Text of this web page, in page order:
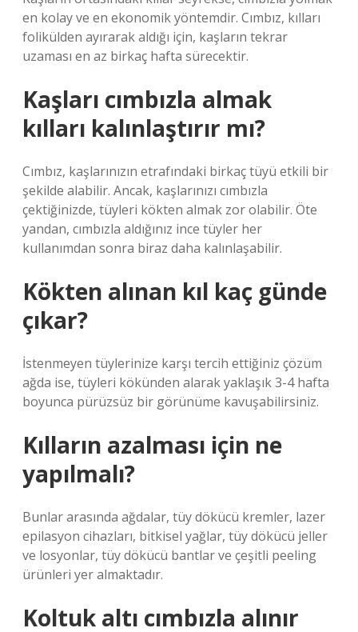
en kolay ve en ekonomik yöntemdir. Cımbız, kılları
folikülden ayırarak aldığı için, kaşların tekrar
uzaması en az birkaç hafta sürecektir.
Kaşları cımbızla almak
kılları kalınlaştırır mı?
Cımbız, kaşlarınızın etrafındaki birkaç tüyü etkili bir
şekilde alabilir. Ancak, kaşlarınızı cımbızla
çektiğinizde, tüyleri kökten almak zor olabilir. Öte
yandan, cımbızla aldığınız ince tüyler her
kullanımdan sonra biraz daha kalınlaşabilir.
Kökten alınan kıl kaç günde
çıkar?
İstenmeyen tüylerinize karşı tercih ettiğiniz çözüm
ağda ise, tüyleri kökünden alarak yaklaşık 3-4 hafta
boyunca pürüzsüz bir görünüme kavuşabilirsiniz.
Kılların azalması için ne
yapılmalı?
Bunlar arasında ağdalar, tüy dökücü kremler, lazer
epilasyon cihazları, bitkisel yağlar, tüy dökücü jeller
ve losyonlar, tüy dökücü bantlar ve çeşitli peeling
ürünleri yer almaktadır.
Koltuk altı cımbızla alınır